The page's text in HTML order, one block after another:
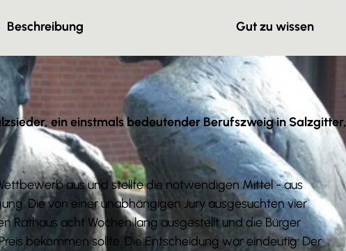
Beschreibung Gut zu wissen
ein einstmals bedeutender Berufszweig in Salzgitter,
aus und stellte die notwendigen Mittel - aus
Die von einer unabhängigen Jury ausgesuchten vier
Rathaus acht Wochen lang ausgestellt und die Bürger
bekommen sollte. Die Entscheidung war eindeutig: Der